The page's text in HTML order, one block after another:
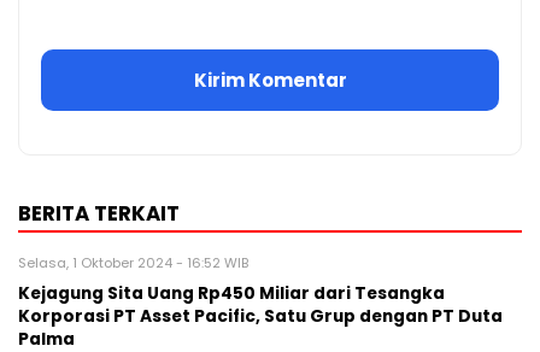
BERITA TERKAIT
Selasa, 1 Oktober 2024 - 16:52 WIB
Kejagung Sita Uang Rp450 Miliar dari Tesangka
Korporasi PT Asset Pacific, Satu Grup dengan PT Duta
Palma